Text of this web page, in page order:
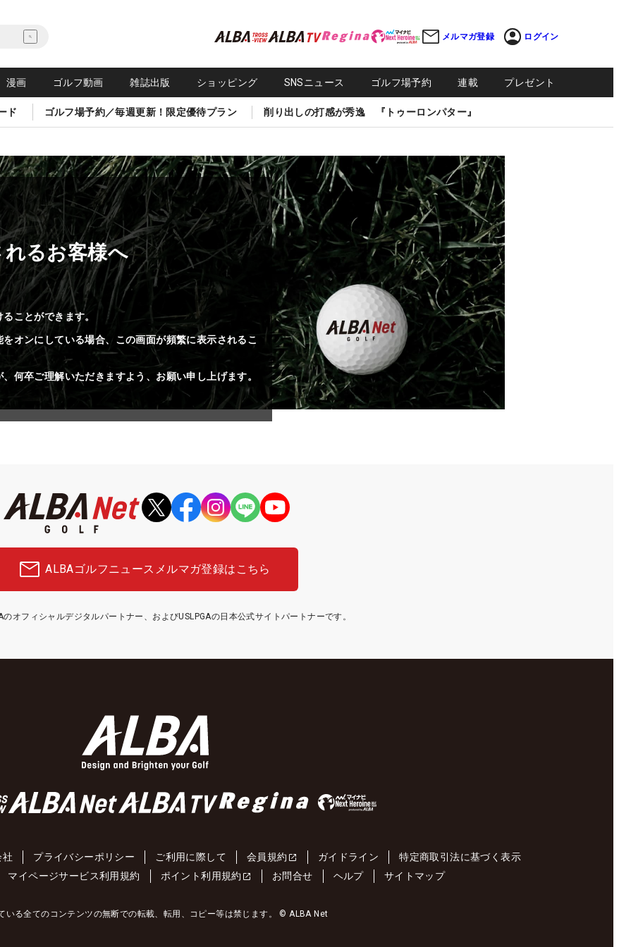
メルマガ登録 ログイン
漫画 ゴルフ動画 雑誌出版 ショッピング SNSニュース ゴルフ場予約 連載 プレゼント
ド ゴルフ場予約／毎週更新！限定優待プラン 削り出しの打感が秀逸 『トゥーロンパター』
るお客様へ
ことができます。
オンにしている場合、この画面が頻繁に表示されるこ
何卒ご理解いただきますよう、お願い申し上げます。
ALBAゴルフニュース メルマガ登録はこちら
のオフィシャルデジタルパートナー、およびUSLPGAの日本公式サイトパートナーです。
社 プライバシーポリシー ご利用に際して 会員規約 ガイドライン
特定商取引法に基づく表示
マイページサービス利用規約 ポイント利用規約 お問合せ ヘルプ サイトマップ
いる全てのコンテンツの無断での転載、転用、コピー等は禁じます。 © ALBA Net